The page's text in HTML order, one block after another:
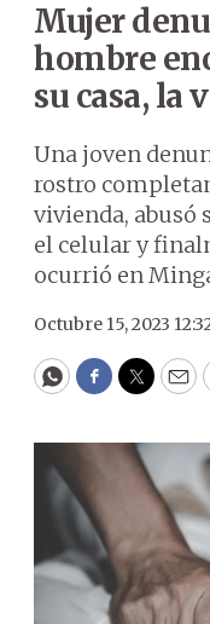
Mujer
hombre
su casa, la
Una joven
rostro
vivienda, abusó
el celular y
ocurrió en
Octubre 15, 2023
WhatsApp
Facebook